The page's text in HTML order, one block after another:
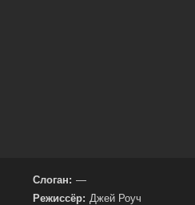
Слоган: —
Режиссёр: Джей Роуч